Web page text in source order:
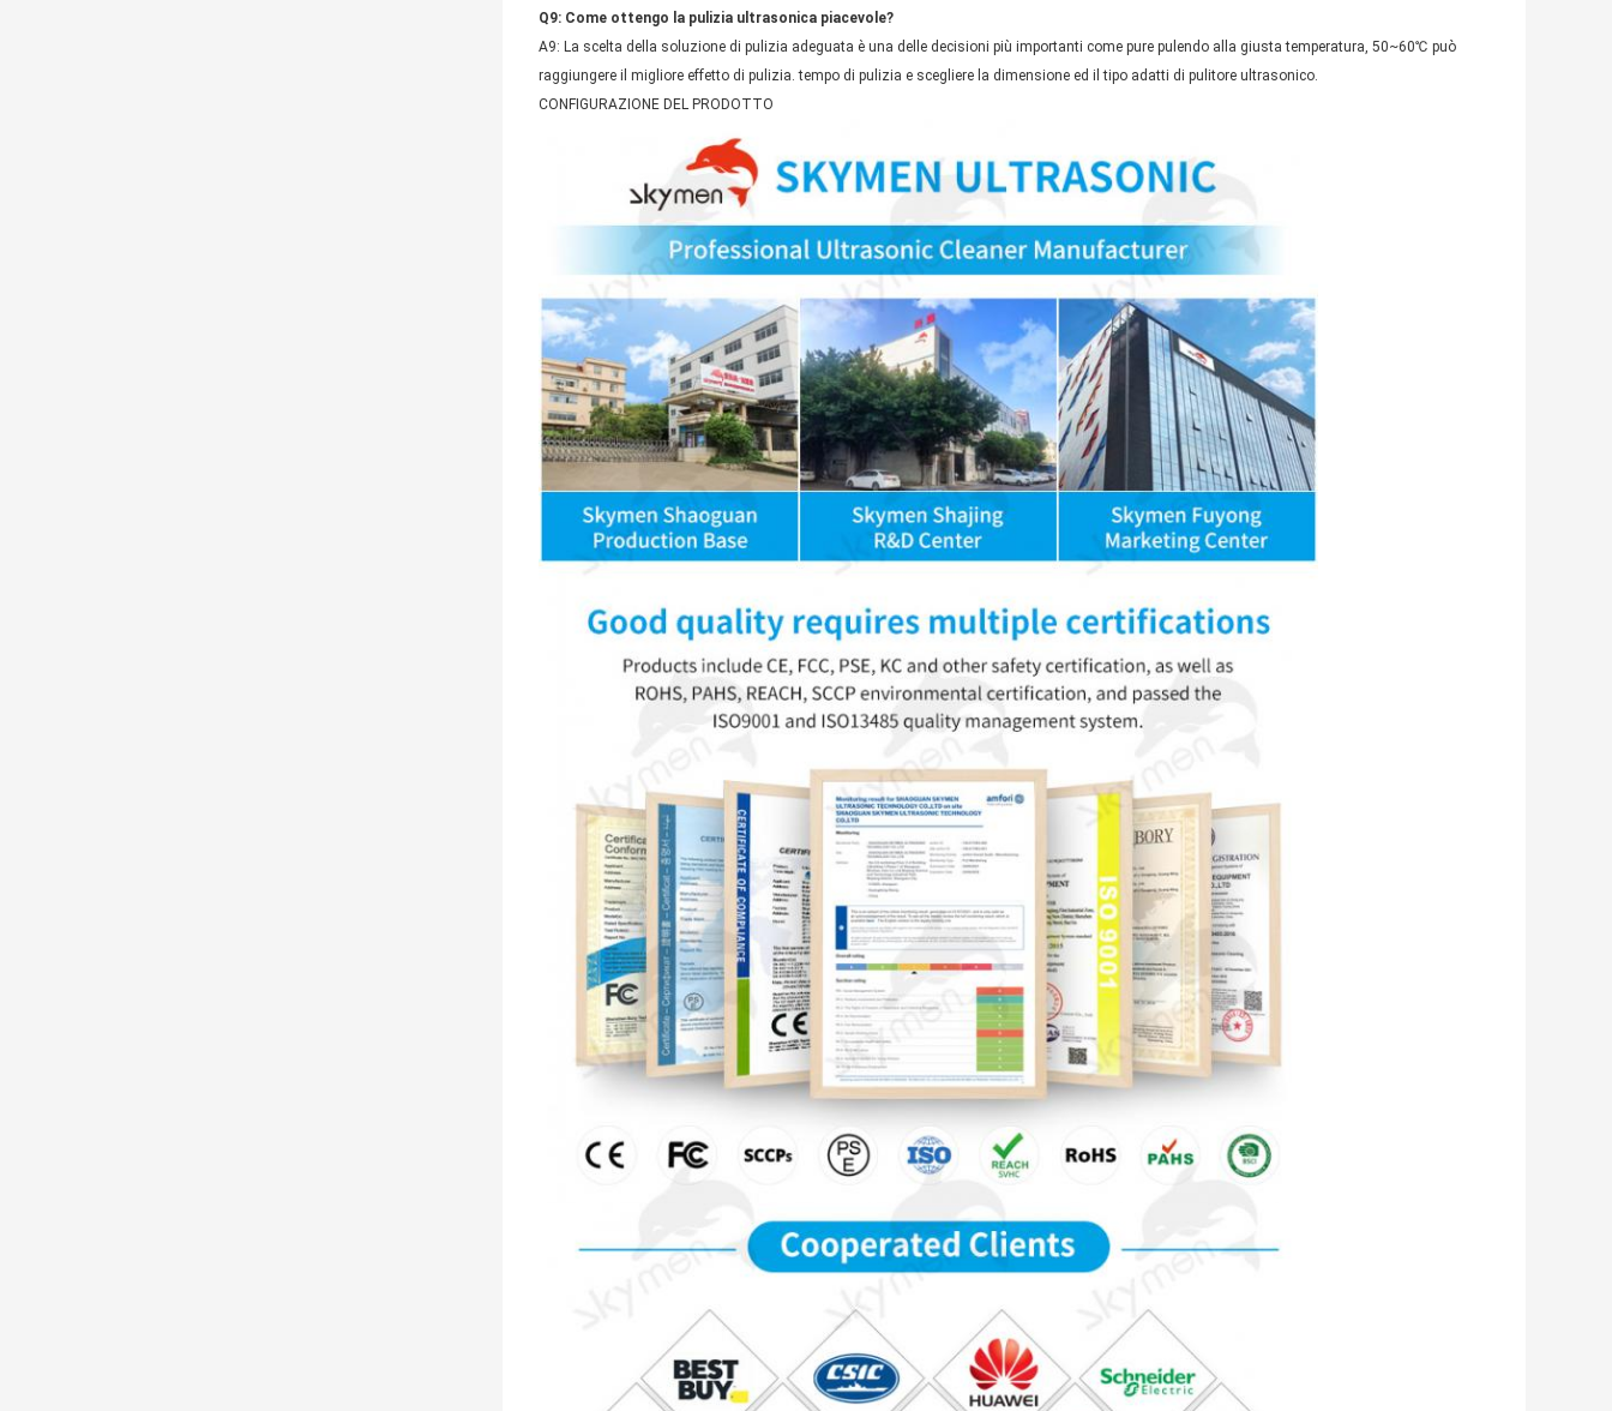
Q9: Come ottengo la pulizia ultrasonica piacevole?
A9: La scelta della soluzione di pulizia adeguata è una delle decisioni più importanti come pure pulendo alla giusta temperatura, 50~60℃ può
raggiungere il migliore effetto di pulizia. tempo di pulizia e scegliere la dimensione ed il tipo adatti di pulitore ultrasonico.
CONFIGURAZIONE DEL PRODOTTO